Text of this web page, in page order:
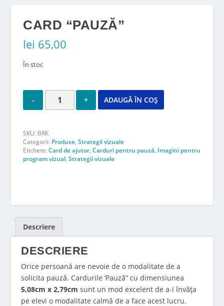
CARD “PAUZĂ”
lei 65,00
În stoc
ADAUGĂ ÎN COȘ
SKU: BRK
Categorii: Produse,Strategii vizuale
Etichete:Card de ajutor,Carduri pentru pauză, Imagini pentru
program vizual,Strategii vizuale
Descriere
DESCRIERE
Orice persoană are nevoie de o modalitatede a
solicita pauză. Cardurile ‘Pauză” cu dimensiunea
5,08cm x 2,79cm sunt un mod excelent de a-i învăța
pe elevi o modalitate calmă de a faceacest lucru.